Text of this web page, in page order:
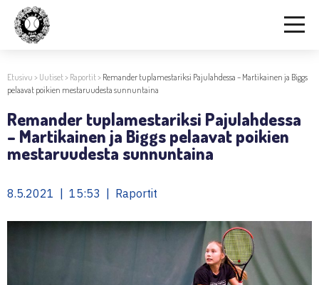
Etusivu > Uutiset> Raportit> Remander tuplamestariksi Pajulahdessa – Martikainen ja Biggs
pelaavat poikien mestaruudesta sunnuntaina
Remander tuplamestariksi Pajulahdessa
– Martikainen ja Biggs pelaavat poikien
mestaruudesta sunnuntaina
8.5.2021 | 15:53 | Raportit